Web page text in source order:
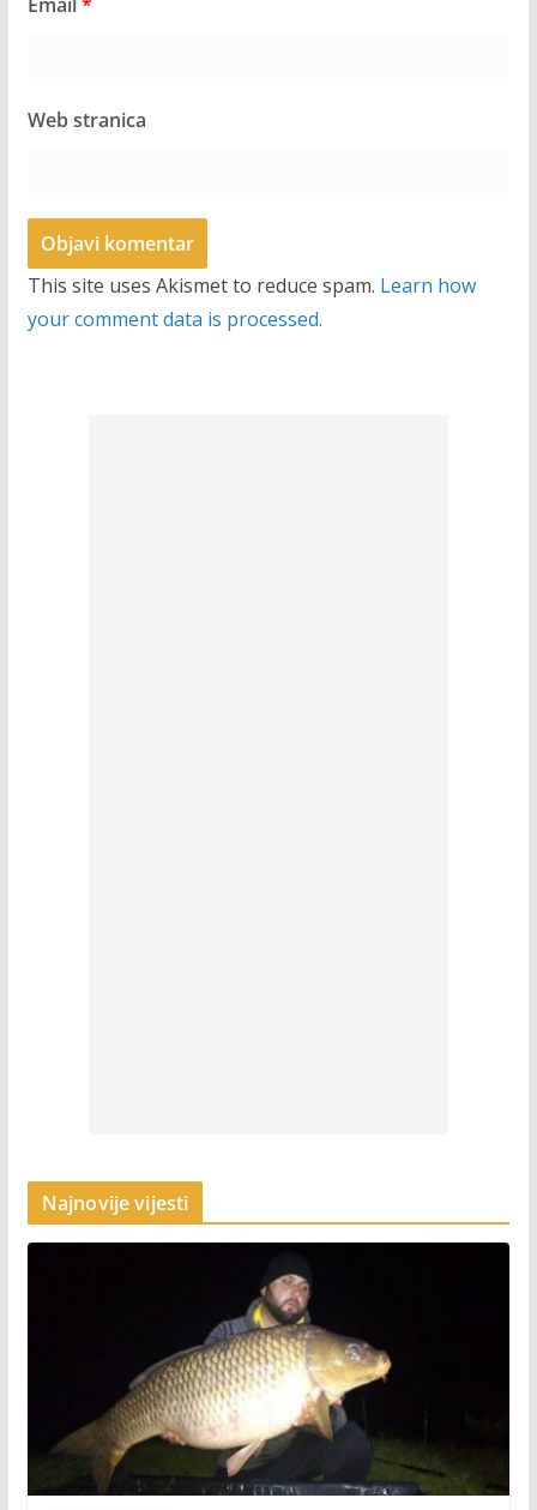
Web stranica
This site uses Akismet to reduce spam. Learn how
your comment data is processed.
Najnovije vijesti